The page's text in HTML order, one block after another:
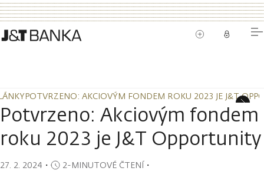
POTVRZENO: AKCIOVÝM FONDEM ROKU 2023 JE J&T
Potvrzeno: Akciovým fondem
roku 2023 je J&T Opportunity
27. 2. 2024 ・ 2-MINUTOVÉ ČTENÍ・